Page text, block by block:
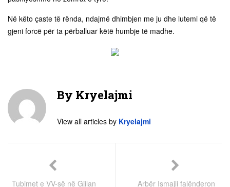
Në këto çaste të rënda, ndajmë dhimbjen me ju dhe lutemi që të
gjeni forcë për ta përballuar këtë humbje të madhe.
By Kryelajmi
View all articles by Kryelajmi
Tubimet e VV-së në Gjilan
Arbër Ismajli falënderon